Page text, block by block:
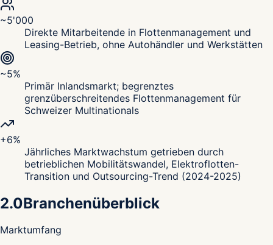
~5'000
Direkte Mitarbeitende in Flottenmanagement und
Leasing-Betrieb, ohne Autohändler und Werkstätten
~5%
Primär Inlandsmarkt; begrenztes
grenzüberschreitendes Flottenmanagement für
Schweizer Multinationals
+6%
Jährliches Marktwachstum getrieben durch
betrieblichen Mobilitätswandel, Elektroflotten-
Transition und Outsourcing-Trend (2024-2025)
2.0Branchenüberblick
Marktumfang